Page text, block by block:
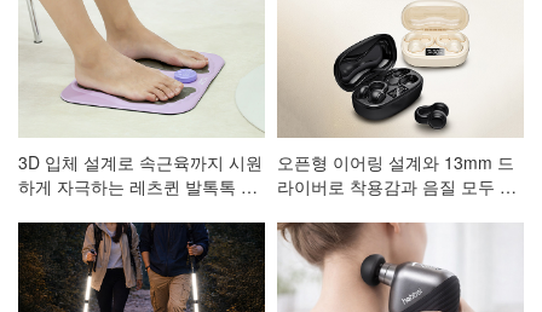
3D 입체 설계로 속근육까지 시원
하게 자극하는 레츠퀸 발톡톡 저
오픈형 이어링 설계와 13mm 드
라이버로 착용감과 음질 모두 잡
스이어폰 AE-101